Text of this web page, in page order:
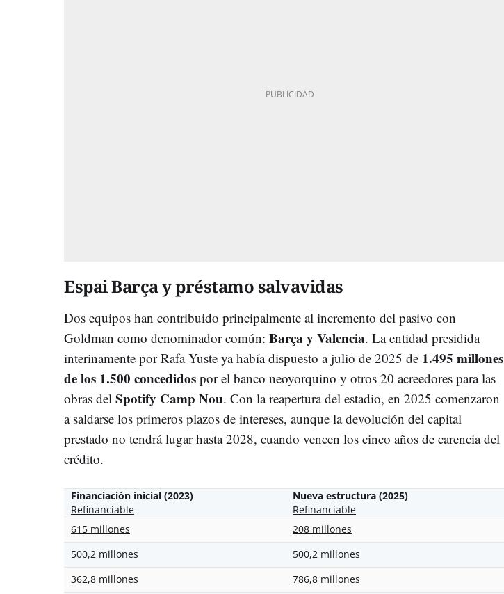
Espai Barça y préstamo salvavidas
Dos equipos han contribuido principalmente al incremento del pasivo con
Goldman como denominador común: Barça y Valencia. La entidad presidida
interinamente por Rafa Yuste ya había dispuesto a julio de 2025 de 1.495 millones
de los 1.500 concedidos por el banco neoyorquino y otros 20 acreedores para las
obras del Spotify Camp Nou. Con la reapertura del estadio, en 2025 comenzaron
a saldarse los primeros plazos de intereses, aunque la devolución del capital
prestado no tendrá lugar hasta 2028, cuando vencen los cinco años de carencia del
crédito.
Financiación inicial (2023)
Refinanciable
Nueva estructura (2025)
Refinanciable
615 millones
208 millones
500,2 millones
500,2 millones
362,8 millones
786,8 millones